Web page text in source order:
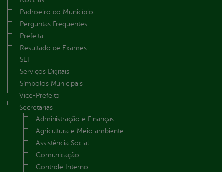
Padroeiro do Município
Perguntas Frequentes
Prefeita
Resultado de Exames
SEI
Serviços Digitais
Símbolos Municipais
Vice-Prefeito
Secretarias
Administração e Finanças
Agricultura e Meio ambiente
Assistência Social
Comunicação
Controle Interno